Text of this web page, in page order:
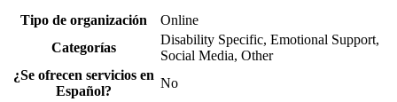
Tipo de organización
Online
Categorías
Disability Specific, Emotional Support,
Social Media, Other
¿Se ofrecen servicios en
Español?
No